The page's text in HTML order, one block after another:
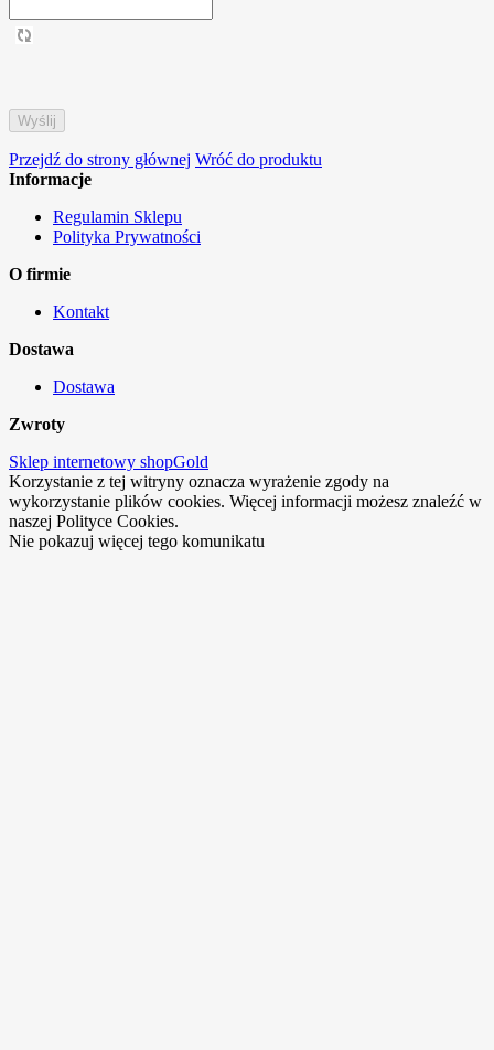
Przejdź do strony głównej Wróć do produktu
Informacje
Regulamin Sklepu
Polityka Prywatności
O firmie
Kontakt
Dostawa
Dostawa
Zwroty
Sklep internetowy shopGold
Korzystanie z tej witryny oznacza wyrażenie zgody na
wykorzystanie plików cookies. Więcej informacji możesz znaleźć w
naszej Polityce Cookies.
Nie pokazuj więcej tego komunikatu